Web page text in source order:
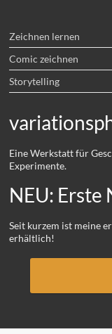
Zeichnen lernen
Comic zeichnen
Storytelling
Eine Werkstatt für
Experimente.
NEU: Erste
Seit kurzem ist meine
erhältlich!